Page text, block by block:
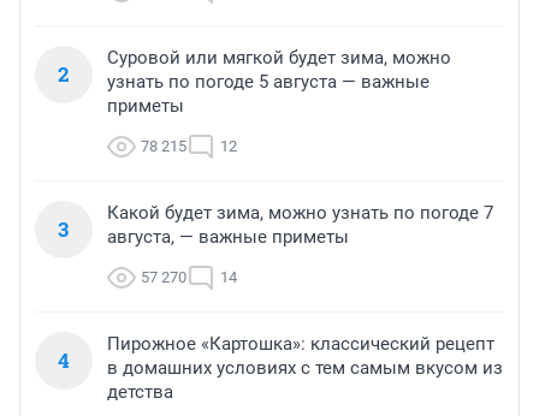
2
Суровой или мягкой будет зима, можно
узнать по погоде 5 августа — важные
приметы
78 215 12
3
Какой будет зима, можно узнать по погоде 7
августа, — важные приметы
57 270 14
4
Пирожное «Картошка»: классический рецепт
в домашних условиях с тем самым вкусом из
детства